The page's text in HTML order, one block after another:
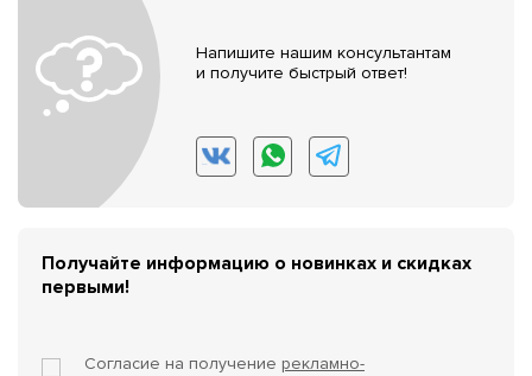
Напишите нашим консультантам
и получите быстрый ответ!
Получайте информацию о новинках и скидках
первыми!
Согласие на получение рекламно-